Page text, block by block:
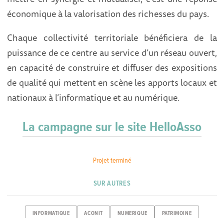
économique à la valorisation des richesses du pays.
Chaque collectivité territoriale bénéficiera de la
puissance de ce centre au service d’un réseau ouvert,
en capacité de construire et diffuser des expositions
de qualité qui mettent en scène les apports locaux et
nationaux à l’informatique et au numérique.
La campagne sur le site HelloAsso
Projet terminé
SUR AUTRES
INFORMATIQUE ACONIT NUMERIQUE PATRIMOINE